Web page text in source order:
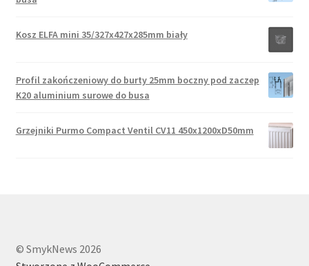
Kosz ELFA mini 35/327x427x285mm biały
Profil zakończeniowy do burty 25mm boczny pod zaczep
K20 aluminium surowe do busa
Grzejniki Purmo Compact Ventil CV11 450x1200xD50mm
© SmykNews 2026